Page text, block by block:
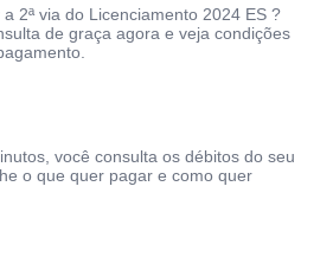
2ª via do Licenciamento 2024 ES ?
de graça agora e veja condições
você consulta os débitos do seu
o que quer pagar e como quer